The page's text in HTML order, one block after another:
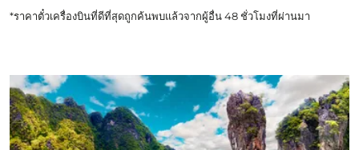
*ราคาตั๋วเครื่องบินที่ดีที่สุดถูกค้นพบแล้วจากผู้อื่น 48 ชั่วโมงที่ผ่านมา